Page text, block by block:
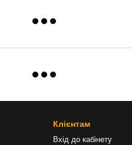
Клієнтам
Вхід до кабінету